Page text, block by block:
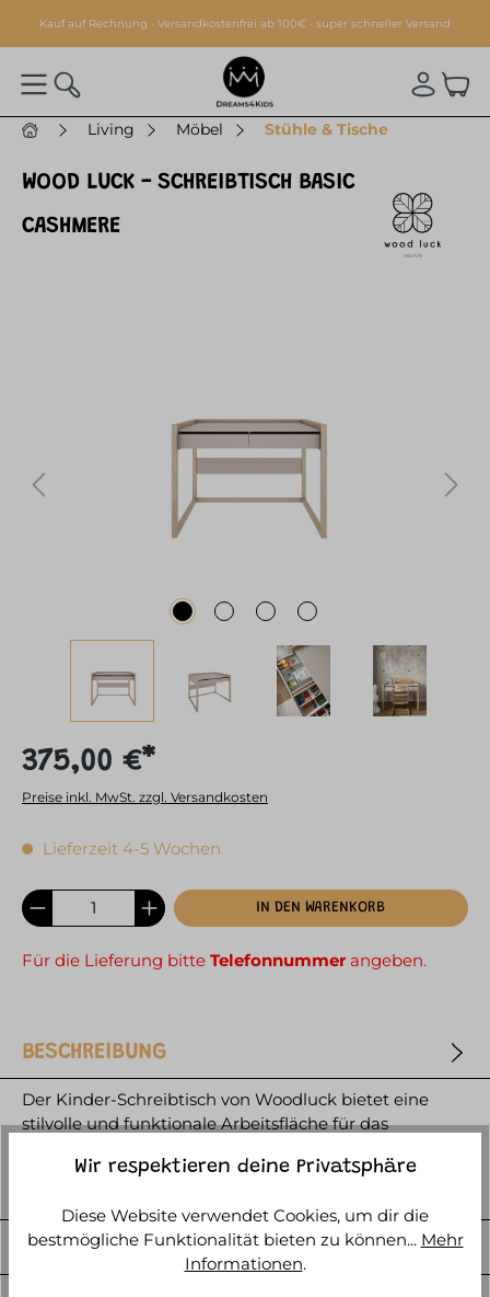
springen
Kauf auf Rechnung · Versandkostenfrei ab 100€ · super schneller Versand
Living Möbel Stühle & Tische
WOOD LUCK - SCHREIBTISCH BASIC
CASHMERE
375,00 €*
Preise inkl. MwSt. zzgl. Versandkosten
Lieferzeit 4-5 Wochen
IN DEN WARENKORB
Für die Lieferung bitte Telefonnummer angeben.
BESCHREIBUNG
Der Kinder-Schreibtisch von Woodluck bietet eine
stilvolle und funktionale Arbeitsfläche für das
WEITERE ARTIKELINFOS
Wir respektieren deine Privatsphäre
Diese Website verwendet Cookies, um dir die
bestmögliche Funktionalität bieten zu können... Mehr
Informationen.